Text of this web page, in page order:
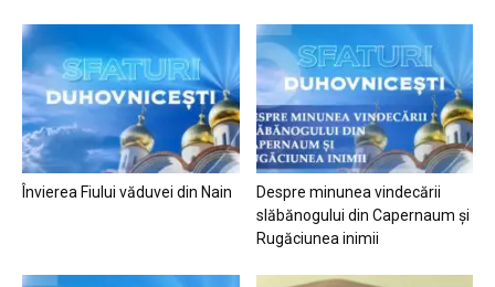
Învierea Fiului văduvei din Nain
Despre minunea vindecării
slăbănogului din Capernaum și
Rugăciunea inimii